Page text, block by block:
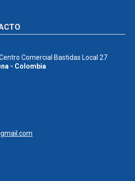
Comercial Bastidas Local 27
- Colombia